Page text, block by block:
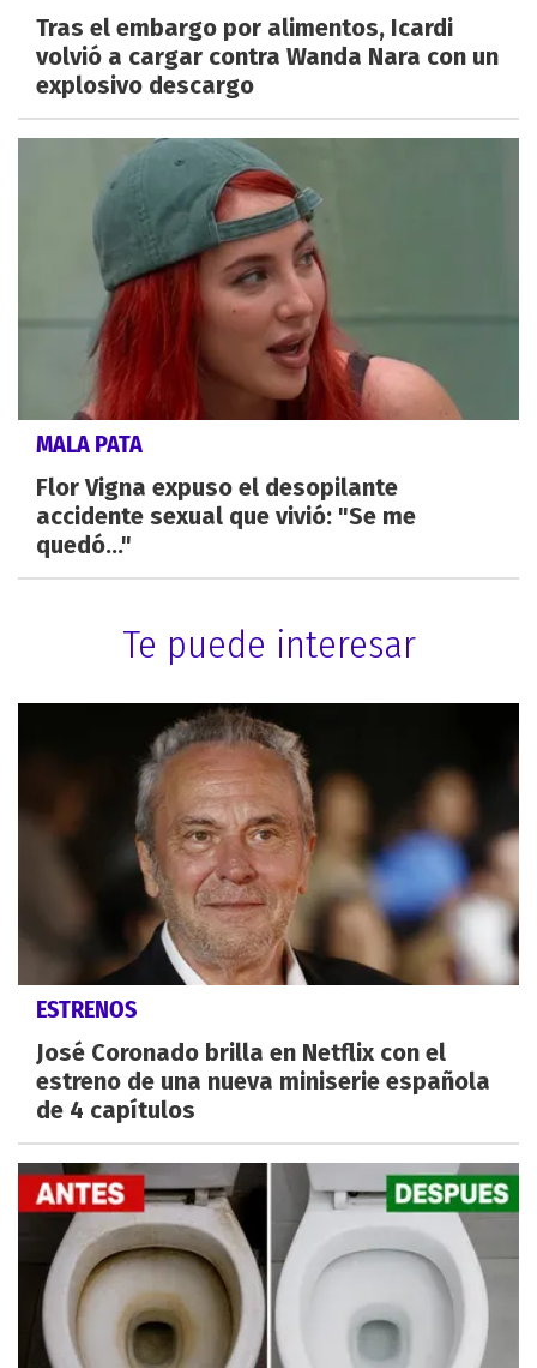
Tras el embargo por alimentos, Icardi
volvió a cargar contra Wanda Nara con un
explosivo descargo
MALA PATA
Flor Vigna expuso el desopilante
accidente sexual que vivió: "Se me
quedó..."
Te puede interesar
ESTRENOS
José Coronado brilla en Netflix con el
estreno de una nueva miniserie española
de 4 capítulos